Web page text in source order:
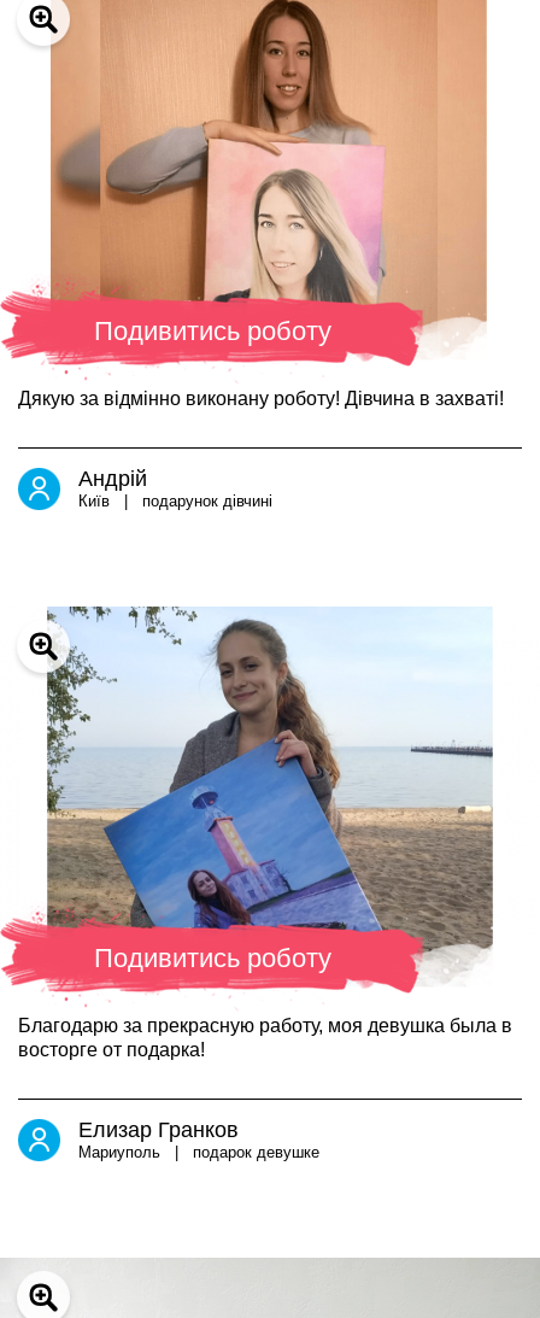
Подивитись роботу
Дякую за відмінно виконану роботу! Дівчина в захваті!
Андрій
Київ | подарунок дівчині
Подивитись роботу
Благодарю за прекрасную работу, моя девушка была в
восторге от подарка!
Елизар Гранков
Мариуполь | подарок девушке